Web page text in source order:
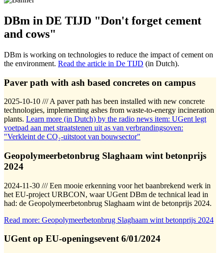
DBm in DE TIJD "Don't forget cement
and cows"
DBm is working on technologies to reduce the impact of cement on
the environment. Read the article in De TIJD (in Dutch).
Paver path with ash based concretes on campus
2025-10-10 /// A paver path has been installed with new concrete
technologies, implementing ashes from waste-to-energy incineration
plants. Learn more (in Dutch) by the radio news item: UGent legt
voetpad aan met straatstenen uit as van verbrandingsoven:
"Verkleint de CO₂-uitstoot van bouwsector"
Geopolymeerbetonbrug Slaghaam wint betonprijs
2024
2024-11-30 /// Een mooie erkenning voor het baanbrekend werk in
het EU-project URBCON, waar UGent DBm de technical lead in
had: de Geopolymeerbetonbrug Slaghaam wint de betonprijs 2024.
Read more: Geopolymeerbetonbrug Slaghaam wint betonprijs 2024
UGent op EU-openingsevent 6/01/2024